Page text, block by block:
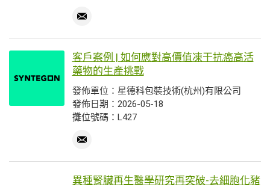
客戶案例 | 如何應對高價值凍干抗癌高活
藥物的生產挑戰
發佈單位：星德科包裝技術(杭州)有限公司
發佈日期：2026-05-18
攤位號碼：L427
異種腎臟再生醫學研究再突破-去細胞化豬